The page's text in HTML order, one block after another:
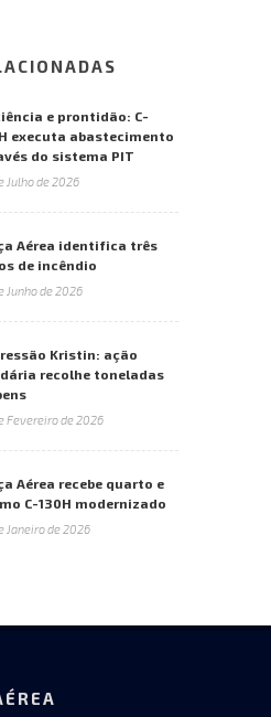
e prontidão: C-
executa abastecimento
do sistema PIT
Julho de 2026
Aérea identifica três
de incêndio
Junho de 2026
Kristin: ação
recolhe toneladas
Fevereiro de 2026
Aérea recebe quarto e
C-130H modernizado
Janeiro de 2026